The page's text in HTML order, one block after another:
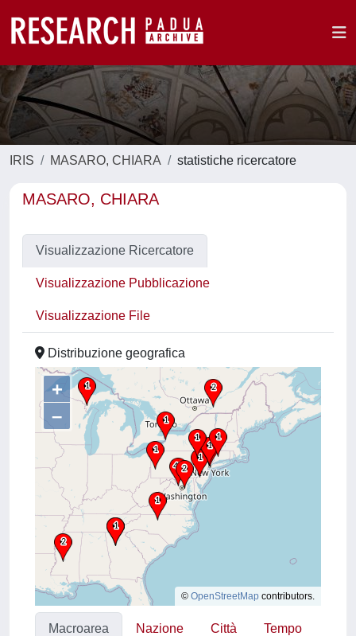
IRIS MASARO, CHIARA statistiche ricercatore
MASARO, CHIARA
Visualizzazione Ricercatore
Visualizzazione Pubblicazione
Visualizzazione File
Distribuzione geografica
+
–
© OpenStreetMap contributors.
Macroarea Nazione Città Tempo